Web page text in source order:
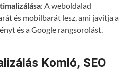
: A weboldalad
és mobilbarát lesz, ami javítja a
és a Google rangsorolást.
Komló, SEO